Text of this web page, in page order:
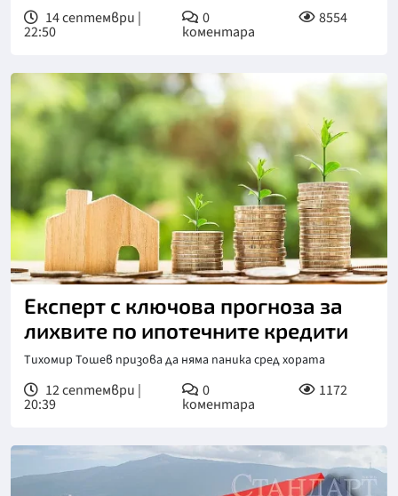
14 септември |
22:50
0
коментара
8554
Експерт с ключова прогноза за
лихвите по ипотечните кредити
Тихомир Тошев призова да няма паника сред хората
12 септември |
20:39
0
коментара
1172